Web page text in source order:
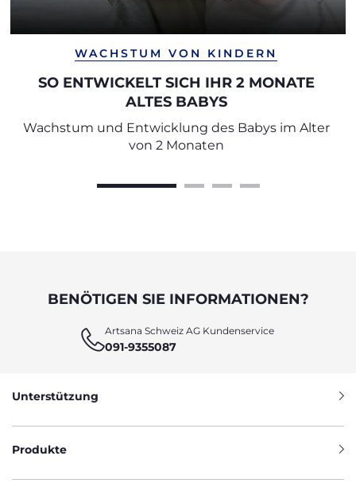
WACHSTUM VON KINDERN
SO ENTWICKELT SICH IHR 2 MONATE
ALTES BABYS
Wachstum und Entwicklung des Babys im Alter
von 2 Monaten
BENÖTIGEN SIE INFORMATIONEN?
Artsana Schweiz AG Kundenservice
091-9355087
Unterstützung
Produkte